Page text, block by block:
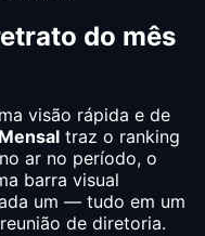
do mês
visão rápida e de
traz o ranking
ar no período, o
barra visual
um — tudo em um
de diretoria.